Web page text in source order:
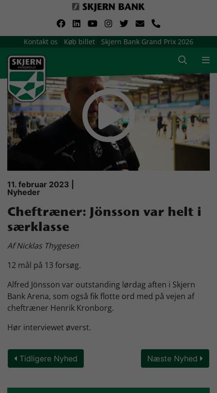
Kontakt os Køb billet Skjern Bank Grand Prix 2026
Om Skjern Håndbold
Ligatruppen
Sponsorer
Billetsalg / sæsonkort
Presse
Samarbejdsklubber
Nyhedsbrev
Køb Billet
11. februar 2023 |
Nyheder
Cheftræner: Jönsson var helt i
særklasse
Af Nicklas Thygesen
12 mål på 13 forsøg.
Alfred Jönsson var outstanding lørdag aften i Skjern
Bank Arena, som også fik flotte ord med på vejen af
cheftræner Henrik Kronborg.
Hør interviewet øverst.
Tidligere Nyhed Næste Nyhed